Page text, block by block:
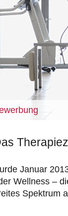
Januar
Wellness –
Spektrum